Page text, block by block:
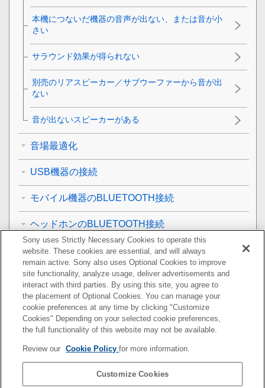
本機につないだ機器の音声が出ない、または音が小
さい
サラウンド効果が得られない
別売のリアスピーカー／サブウーファーから音が出
ない
音が出ないスピーカーがある
音場最適化
USB機器の接続
モバイル機器のBLUETOOTH接続
ヘッドホンのBLUETOOTH接続
無線LANのネットワーク接続
インターネット接続
リモコン
別売スピーカー
その他
Sony uses Strictly Necessary Cookies to operate this
website. These cookies are essential, and will always
remain active. Sony also uses Optional Cookies to improve
site functionality, analyze usage, deliver advertisements and
interact with third parties. By using this site, you agree to
the placement of Optional Cookies. You can manage your
cookie preferences at any time by clicking "Customize
Cookies" Depending on your selected cookie preferences,
the full functionality of this website may not be available.
Review our Cookie Policyfor more information.
Customize Cookies